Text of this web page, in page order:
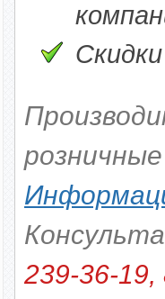
Скидки
239-36-19,